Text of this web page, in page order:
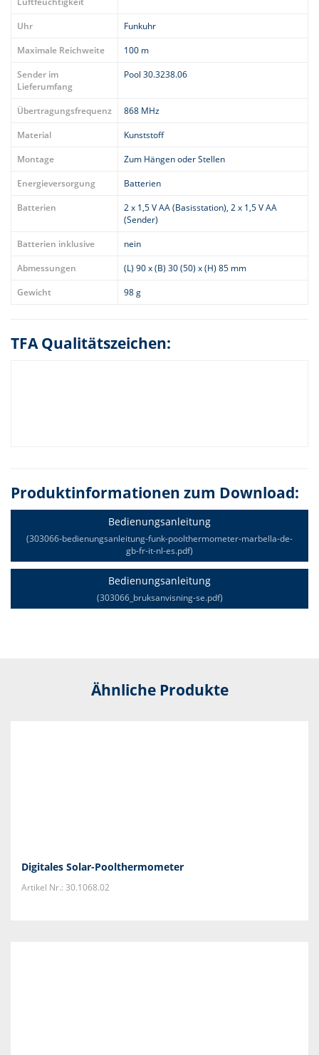
Uhr
Funkuhr
Maximale Reichweite
100 m
Sender im
Lieferumfang
Pool 30.3238.06
Übertragungsfrequenz
868 MHz
Material
Kunststoff
Montage
Zum Hängen oder Stellen
Energieversorgung
Batterien
Batterien
2 x 1,5 V AA (Basisstation), 2 x 1,5 V AA
(Sender)
Batterien inklusive
nein
Abmessungen
(L) 90 x (B) 30 (50) x (H) 85 mm
Gewicht
98 g
TFA Qualitätszeichen:
Produktinformationen zum Download:
Bedienungsanleitung
(303066-bedienungsanleitung-funk-poolthermometer-marbella-de-
gb-fr-it-nl-es.pdf)
Bedienungsanleitung
(303066_bruksanvisning-se.pdf)
Ähnliche Produkte
Digitales Solar-Poolthermometer
Artikel Nr.: 30.1068.02